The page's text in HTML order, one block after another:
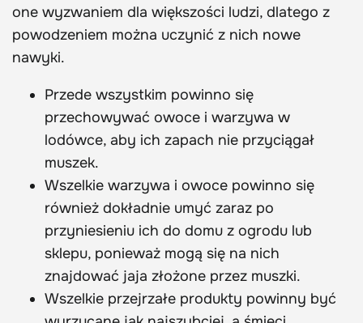
one wyzwaniem dla większości ludzi, dlatego z
powodzeniem można uczynić z nich nowe
nawyki.
Przede wszystkim powinno się
przechowywać owoce i warzywa w
lodówce, aby ich zapach nie przyciągał
muszek.
Wszelkie warzywa i owoce powinno się
również dokładnie umyć zaraz po
przyniesieniu ich do domu z ogrodu lub
sklepu, ponieważ mogą się na nich
znajdować jaja złożone przez muszki.
Wszelkie przejrzałe produkty powinny być